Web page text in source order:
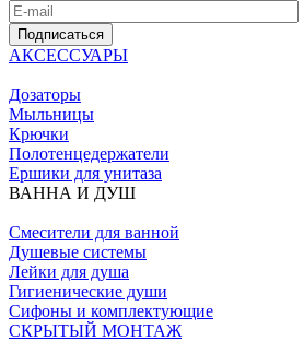
Подписаться
АКСЕССУАРЫ
Дозаторы
Мыльницы
Крючки
Полотенцедержатели
Ершики для унитаза
ВАННА И ДУШ
Смесители для ванной
Душевые системы
Лейки для душа
Гигиенические души
Сифоны и комплектующие
СКРЫТЫЙ МОНТАЖ